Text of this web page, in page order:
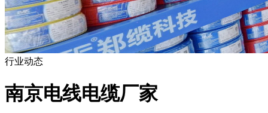
行业动态
南京电线电缆厂家